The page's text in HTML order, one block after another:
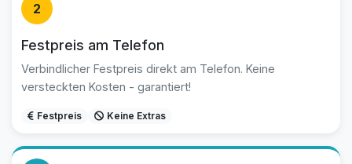
2
Festpreis am Telefon
Verbindlicher Festpreis direkt am Telefon. Keine
versteckten Kosten - garantiert!
Festpreis Keine Extras